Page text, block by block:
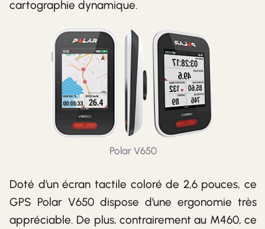
cartographie dynamique.
Polar V650
Doté d’un écran tactile coloré de 2,6 pouces, ce
GPS Polar V650 dispose d’une ergonomie très
appréciable. De plus, contrairement au M460, ce